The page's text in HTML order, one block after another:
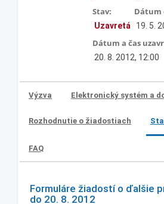
Stav:
Uzavretá
Dátum
19. 5.
Dátum a čas
20. 8. 2012, 12:00
Výzva Elektronický systém a
Rozhodnutie o žiadostiach
FAQ
Formuláre žiadostí o ďalšie
do 20. 8. 2012